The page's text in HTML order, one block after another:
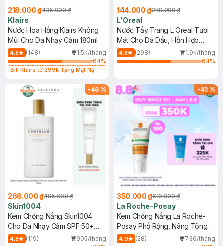
218.000 ₫435.000 ₫
Klairs
Nước Hoa Hồng Klairs Không
Mùi Cho Da Nhạy Cảm 180ml
4.8 (148)
1.5k/tháng
64%
Bill Klairs từ 299k Tặng Mặt Nạ
25ml (SL Có Hạn)
144.000 ₫249.000 ₫
L'Oreal
Nước Tẩy Trang L'Oreal Tươi
Mát Cho Da Dầu, Hỗn Hợp
400ml
4.8 (298)
1.9k/tháng
64%
-46 %
266.000 ₫495.000 ₫
Skin1004
Kem Chống Nắng Skin1004
Cho Da Nhạy Cảm SPF 50+
50ml
4.8 (119)
905/tháng
-43%
350.000 ₫610.000 ₫
La Roche-Posay
Kem Chống Nắng La Roche-
Posay Phổ Rộng, Nâng Tông
Kiềm Dầu 50ml
4.9 (28)
736/tháng